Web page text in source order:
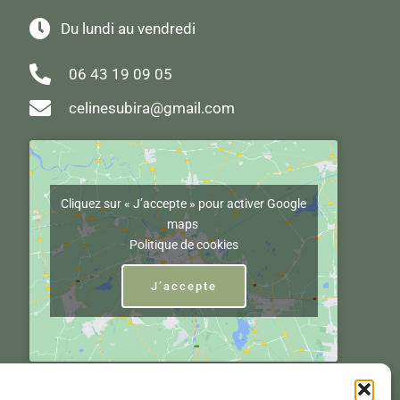
Du lundi au vendredi
06 43 19 09 05
celinesubira@gmail.com
Cliquez sur « J’accepte » pour activer Google
maps
Politique de cookies
J’accepte